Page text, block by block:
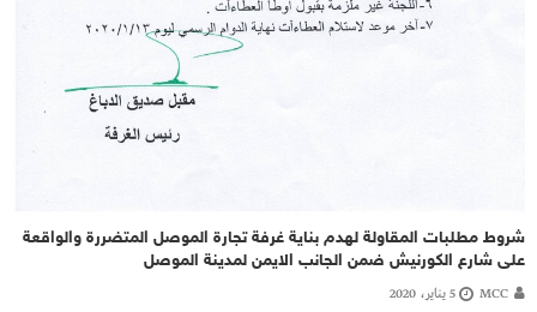
شروط مطلبات المقاولة لهدم بناية غرفة تجارة الموصل المتضررة والواقعة
على شارع الكورنيش ضمن الجانب الايمن لمدينة الموصل
MCC 5 يناير، 2020